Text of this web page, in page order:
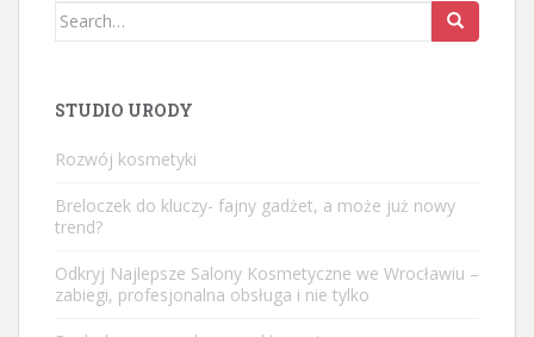
Search
STUDIO URODY
Rozwój kosmetyki
Breloczek do kluczy- fajny gadżet, a może już nowy
trend?
Odkryj Najlepsze Salony Kosmetyczne we Wrocławiu –
zabiegi, profesjonalna obsługa i nie tylko